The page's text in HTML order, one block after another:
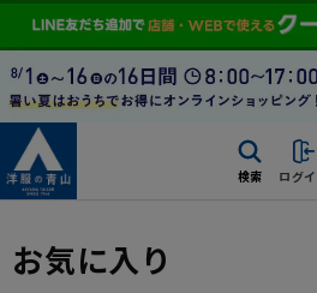
検索 ログ
お気に入り